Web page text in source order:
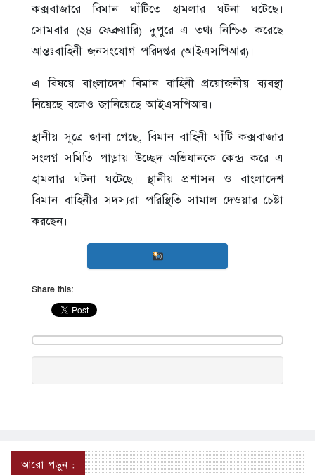
কক্সবাজারে বিমান ঘাঁটিতে হামলার ঘটনা ঘটেছে।
সোমবার (২৪ ফেব্রুয়ারি) দুপুরে এ তথ্য নিশ্চিত করেছে
আন্তঃবাহিনী জনসংযোগ পরিদপ্তর (আইএসপিআর)।
এ বিষয়ে বাংলাদেশ বিমান বাহিনী প্রয়োজনীয় ব্যবস্থা
নিয়েছে বলেও জানিয়েছে আইএসপিআর।
স্থানীয় সূত্রে জানা গেছে, বিমান বাহিনী ঘাঁটি কক্সবাজার
সংলগ্ন সমিতি পাড়ায় উচ্ছেদ অভিযানকে কেন্দ্র করে এ
হামলার ঘটনা ঘটেছে। স্থানীয় প্রশাসন ও বাংলাদেশ
বিমান বাহিনীর সদস্যরা পরিস্থিতি সামাল দেওয়ার চেষ্টা
করছেন।
Share this:
আরো পড়ুন :